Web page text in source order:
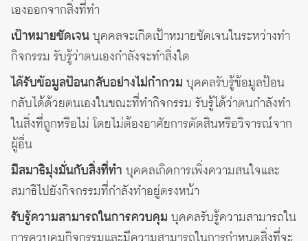
เองออกจากสิ่งที่ทำ
เป้าหมายชัดเจนบุคคลจะเกิดเป้าหมายชัดเจนในระหว่างทำ
กิจกรรม รับรู้ว่าตนเองกำลังจะทำสิ่งใด
ได้รับข้อมูลป้อนกลับอย่างไม่กำกวม บุคคลรับรู้ข้อมูลป้อน
กลับได้ด้วยตนเองในขณะที่ทำกิจกรรม รับรู้ได้ว่าตนกำลังทำ
ในสิ่งที่ถูกหรือไม่ โดยไม่ต้องอาศัยการตัดสินหรือวิจารณ์จาก
ผู้อื่น
มีสมาธิมุ่งมั่นกับสิ่งที่ทำ บุคคลเกิดการเพิ่งความสนใจและ
สมาธิไปยังกิจกรรมที่กำลังทำอยู่ตรงหน้า
รับรู้ความสามารถในการควบคุม บุคคลรับรู้ความสามารถใน